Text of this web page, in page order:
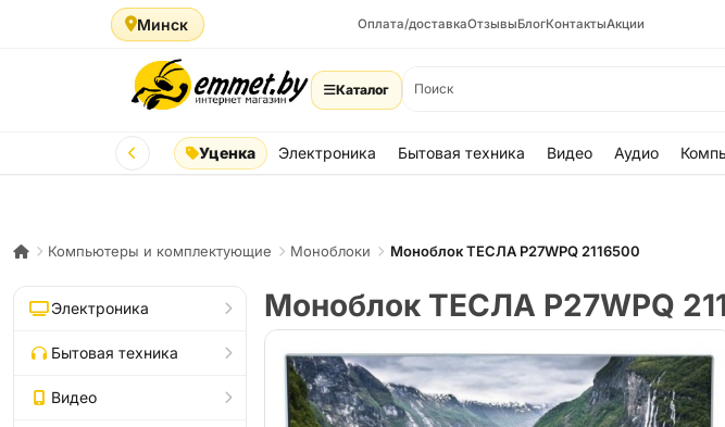
Минск Оплата/доставкаОтзывыБлогКонтактыАкции
Каталог
Уценка Электроника Бытовая техника Видео Аудио
Компьютеры и комплектующие Моноблоки Моноблок ТЕСЛА P27WPQ 2116500
Электроника
Бытовая техника
Видео
Моноблок ТЕСЛА P27WPQ